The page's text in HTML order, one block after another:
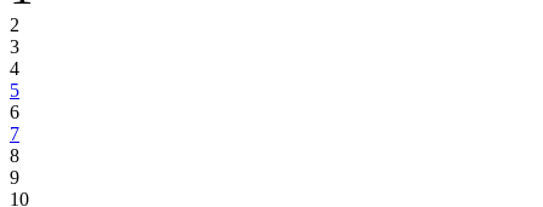
2
3
4
5
6
7
8
9
10